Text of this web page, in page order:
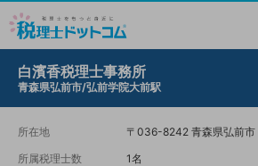
白濱香税理士事務所
青森県弘前市/弘前学院大前駅
所在地
〒036-8242 青森県弘前市
所属税理士数
1名